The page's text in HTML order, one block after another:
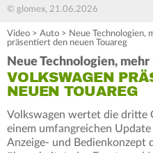
© glomex, 21.06.2026
Video > Auto > Neue Technologien,
präsentiert den neuen Touareg
Neue Technologien,
VOLKSWAGEN
NEUEN TOUAREG
Volkswagen wertet die dritte
einem umfangreichen
Anzeige- und Bedienkonzept